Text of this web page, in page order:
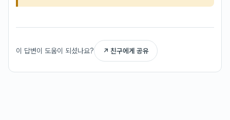
이 답변이 도움이 되셨나요? ↗ 친구에게 공유